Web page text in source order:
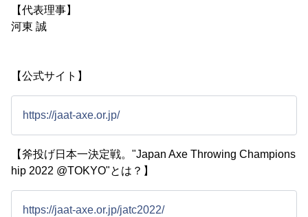
【代表理事】
河東 誠
【公式サイト】
https://jaat-axe.or.jp/
【斧投げ日本一決定戦。"Japan Axe Throwing Champions
hip 2022 @TOKYO"とは？】
https://jaat-axe.or.jp/jatc2022/